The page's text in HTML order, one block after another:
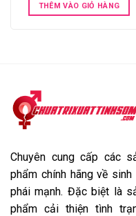
THÊM VÀO GIỎ HÀNG
Chuyên cung cấp các
phẩm chính hãng về sinh
phái mạnh. Đặc biệt là
phẩm cải thiện tình